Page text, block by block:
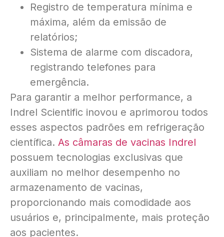
Registro de temperatura mínima e
máxima, além da emissão de
relatórios;
Sistema de alarme com discadora,
registrando telefones para
emergência.
Para garantir a melhor performance, a
Indrel Scientific inovou e aprimorou todos
esses aspectos padrões em refrigeração
científica. As câmaras de vacinas Indrel
possuem tecnologias exclusivas que
auxiliam no melhor desempenho no
armazenamento de vacinas,
proporcionando mais comodidade aos
usuários e, principalmente, mais proteção
aos pacientes.